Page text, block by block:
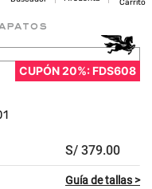
CUPÓN 20%: FDS608
S/ 379.00